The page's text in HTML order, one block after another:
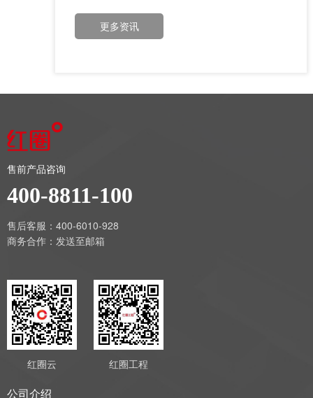
更多资讯
售前产品咨询
400-8811-100
售后客服：400-6010-928
商务合作： 发送至邮箱
红圈云 红圈工程
公司介绍